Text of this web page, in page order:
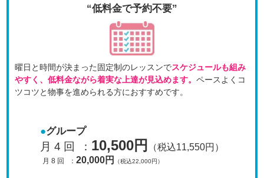
“低料金で予約不要”
曜日と時間が決まった固定制のレッスンでスケジュールも組み
やすく、低料金ながら着実な上達が見込めます。 ペースよくコ
ツコツと物事を進められる方におすすめです。
グループ
月 4 回 ： 10,500円 （税込11,550円）
月 8 回 ：20,000円 （税込22,000円）